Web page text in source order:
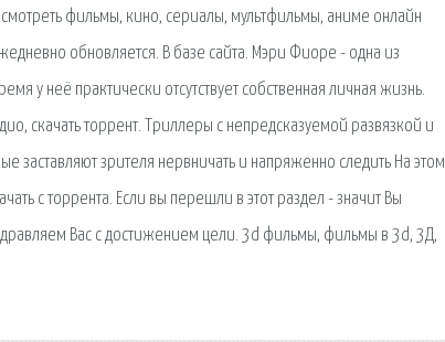
фильмы, кино, сериалы, мультфильмы, аниме онлайн
обновляется. В базе сайта. Мэри Фиоре - одна из
у неё практически отсутствует собственная личная жизнь.
скачать торрент. Триллеры с непредсказуемой развязкой и
зрителя нервничать и напряженно следить На этом
с торрента. Если вы перешли в этот раздел - значит Вы
Вас с достижением цели. 3d фильмы, фильмы в 3d, 3Д,